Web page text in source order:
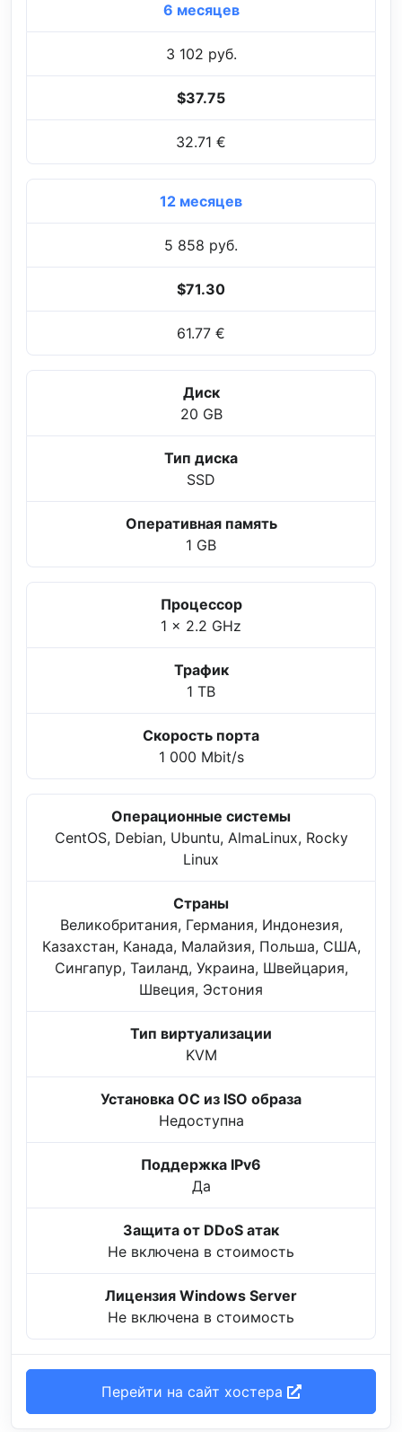
6 месяцев
3 102 руб.
$37.75
32.71 €
12 месяцев
5 858 руб.
$71.30
61.77 €
Диск
20 GB
Тип диска
SSD
Оперативная память
1 GB
Процессор
1 x 2.2 GHz
Трафик
1 TB
Скорость порта
1 000 Mbit/s
Операционные системы
CentOS, Debian, Ubuntu, AlmaLinux, Rocky
Linux
Страны
Великобритания, Германия, Индонезия,
Казахстан, Канада, Малайзия, Польша, США,
Сингапур, Таиланд, Украина, Швейцария,
Швеция, Эстония
Тип виртуализации
KVM
Установка ОС из ISO образа
Недоступна
Поддержка IPv6
Да
Защита от DDoS атак
Не включена в стоимость
Лицензия Windows Server
Не включена в стоимость
Перейти на сайт хостера